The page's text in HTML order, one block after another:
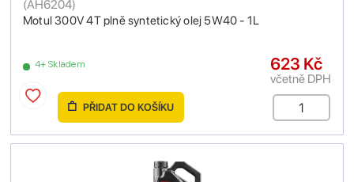
Motul 300V 4T plně syntetický olej 5W40 - 1L
(AH6204)
4+ Skladem 623 Kč
včetně DPH
PŘIDAT DO KOŠÍKU